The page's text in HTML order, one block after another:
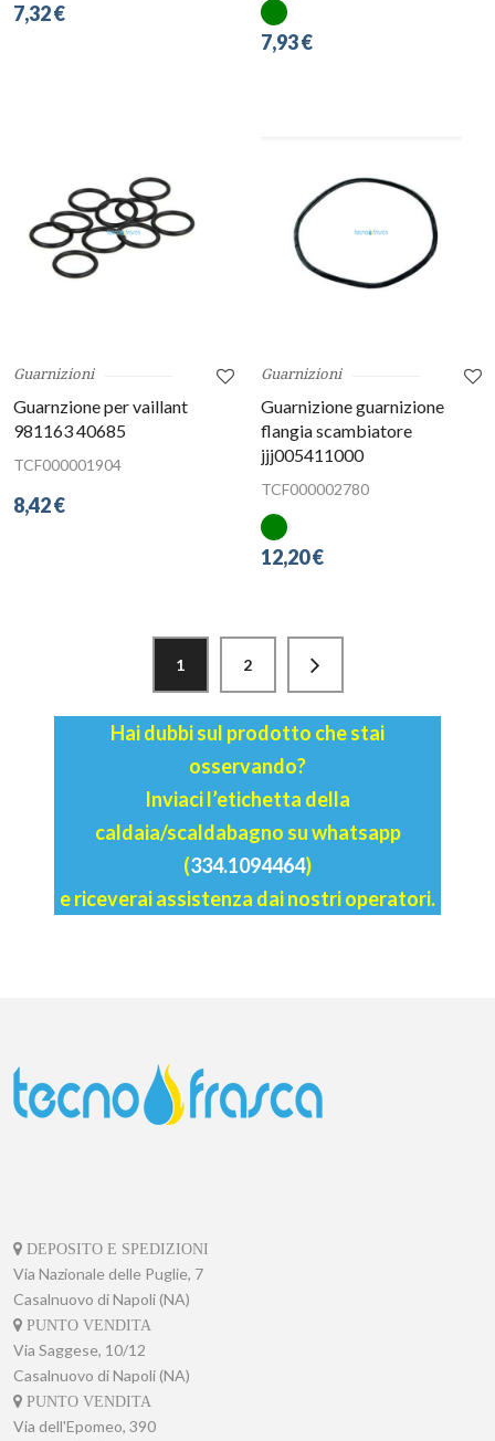
7,32 €
7,93 €
Guarnizioni
Guarnzione per vaillant
981163 40685
TCF000001904
8,42 €
Guarnizioni
Guarnizione guarnizione
flangia scambiatore
jjj005411000
TCF000002780
12,20 €
1 2
Hai dubbi sul prodotto che stai
osservando?
Inviaci l’etichetta della
caldaia/scaldabagno su whatsapp
(334.1094464)
e riceverai assistenza dai nostri operatori.
DEPOSITO E SPEDIZIONI
Via Nazionale delle Puglie, 7
Casalnuovo di Napoli (NA)
PUNTO VENDITA
Via Saggese, 10/12
Casalnuovo di Napoli (NA)
PUNTO VENDITA
Via dell'Epomeo, 390